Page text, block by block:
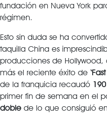
fundación en Nueva York
régimen.
Esto sin duda se ha
taquilla China es
producciones de
más el reciente éxito de
de la franquicia recaudó
primer fin de semana en el
doble de lo que consiguió en